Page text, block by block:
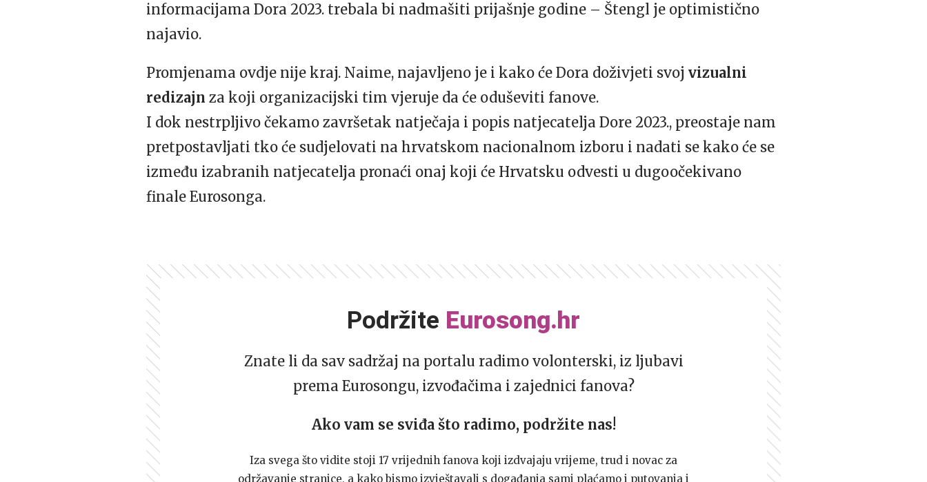
informacijama Dora 2023. trebala bi nadmašiti prijašnje godine – Štengl je optimistično
najavio.
Promjenama ovdje nije kraj. Naime, najavljeno je i kako će Dora doživjeti svoj vizualni
redizajn za koji organizacijski tim vjeruje da će oduševiti fanove.
I dok nestrpljivo čekamo završetak natječaja i popis natjecatelja Dore 2023., preostaje nam
pretpostavljati tko će sudjelovati na hrvatskom nacionalnom izboru i nadati se kako će se
između izabranih natjecatelja pronaći onaj koji će Hrvatsku odvesti u dugoočekivano
finale Eurosonga.
Podržite Eurosong.hr
Znate li da sav sadržaj na portalu radimo volonterski, iz ljubavi
prema Eurosongu, izvođačima i zajednici fanova?
Ako vam se sviđa što radimo, podržite nas!
Iza svega što vidite stoji 17 vrijednih fanova koji izdvajaju vrijeme, trud i novac za
održavanje stranice, a kako bismo izvještavali s događanja sami plaćamo i putovanja i